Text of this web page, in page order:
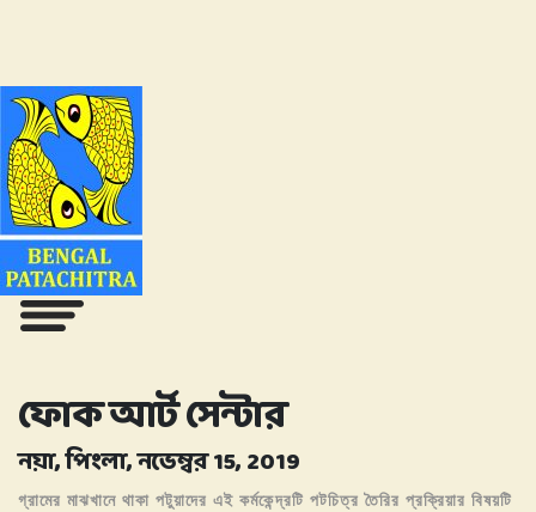
ফোক আর্ট সেন্টার
নয়া, পিংলা, নভেম্বর 15, 2019
গ্রামের মাঝখানে থাকা পটুয়াদের এই কর্মকেন্দ্রটি পটচিত্র তৈরির প্রক্রিয়ার বিষয়টি